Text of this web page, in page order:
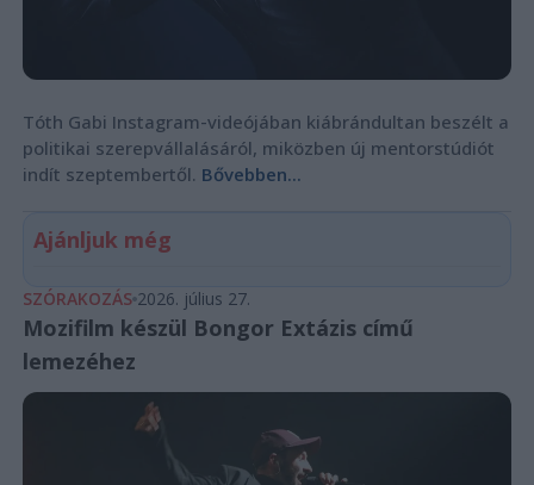
Tóth Gabi Instagram-videójában kiábrándultan beszélt a
politikai szerepvállalásáról, miközben új mentorstúdiót
indít szeptembertől. Bővebben...
Ajánljuk még
SZÓRAKOZÁS 2026. július 27.
Mozifilm készül Bongor Extázis című
lemezéhez